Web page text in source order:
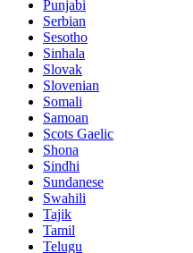
Punjabi
Serbian
Sesotho
Sinhala
Slovak
Slovenian
Somali
Samoan
Scots Gaelic
Shona
Sindhi
Sundanese
Swahili
Tajik
Tamil
Telugu